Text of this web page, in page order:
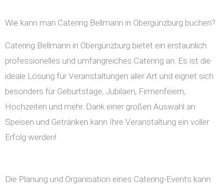
Wie kann man Catering Bellmann in Obergünzburg buchen?
Catering Bellmann in Obergünzburg bietet ein erstaunlich
professionelles und umfangreiches Catering an. Es ist die
ideale Lösung für Veranstaltungen aller Art und eignet sich
besonders für Geburtstage, Jubiläen, Firmenfeiern,
Hochzeiten und mehr. Dank einer großen Auswahl an
Speisen und Getränken kann Ihre Veranstaltung ein voller
Erfolg werden!
Die Planung und Organisation eines Catering-Events kann